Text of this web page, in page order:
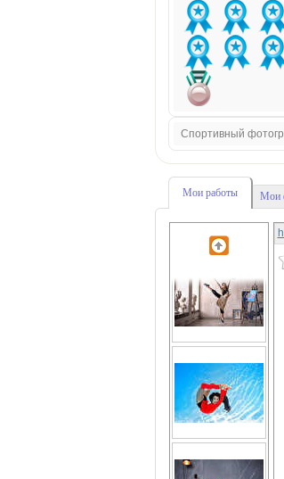
Спортивный
Мои работы Мои